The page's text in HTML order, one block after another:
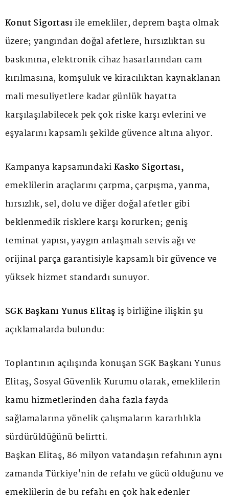
Konut Sigortasıile emekliler, deprem başta olmak
üzere; yangından doğal afetlere, hırsızlıktan su
baskınına, elektronik cihaz hasarlarından cam
kırılmasına, komşuluk ve kiracılıktan kaynaklanan
mali mesuliyetlere kadar günlük hayatta
karşılaşılabilecek pek çok riske karşı evlerini ve
eşyalarını kapsamlı şekilde güvence altına alıyor.
Kampanya kapsamındakiKasko Sigortası,
emeklilerin araçlarını çarpma, çarpışma, yanma,
hırsızlık, sel, dolu ve diğer doğal afetler gibi
beklenmedik risklere karşı korurken; geniş
teminat yapısı, yaygın anlaşmalı servis ağı ve
orijinal parça garantisiyle kapsamlı bir güvence ve
yüksek hizmet standardı sunuyor.
SGK Başkanı Yunus Elitaş iş birliğine ilişkin şu
açıklamalarda bulundu:
Toplantının açılışında konuşan SGK Başkanı Yunus
Elitaş, Sosyal Güvenlik Kurumu olarak, emeklilerin
kamu hizmetlerinden daha fazla fayda
sağlamalarına yönelik çalışmaların kararlılıkla
sürdürüldüğünü belirtti.
Başkan Elitaş, 86 milyon vatandaşın refahının aynı
zamanda Türkiye'nin de refahı ve gücü olduğunu ve
emeklilerin de bu refahı en çok hak edenler